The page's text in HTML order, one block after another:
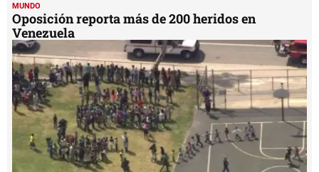
MUNDO
Oposición reporta más de 200 heridos en
Venezuela